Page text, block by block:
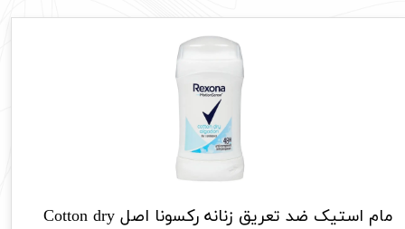
مام استیک ضد تعریق زنانه رکسونا اصل Cotton dry